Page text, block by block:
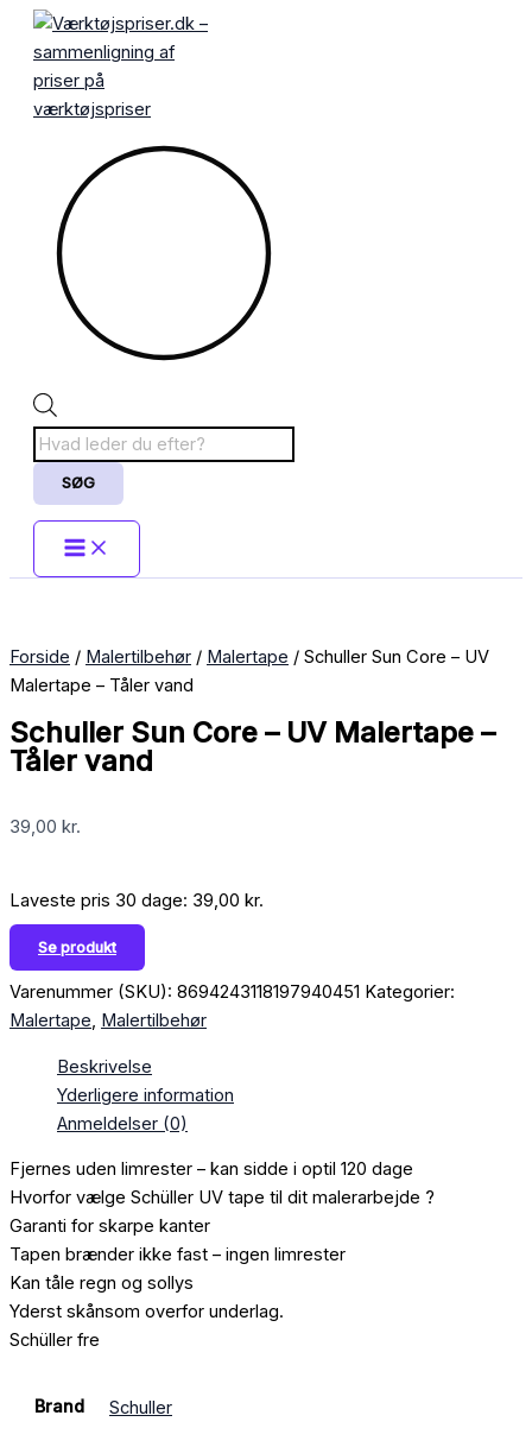
indholdet
Products
SØG
Forside / Malertilbehør / Malertape / Schuller Sun Core – UV
Malertape – Tåler vand
Schuller Sun Core – UV Malertape –
Tåler vand
39,00 kr.
Laveste pris 30 dage: 39,00 kr.
Se produkt
Varenummer (SKU): 8694243118197940451 Kategorier:
Malertape, Malertilbehør
Beskrivelse
Yderligere information
Anmeldelser (0)
Fjernes uden limrester – kan sidde i optil 120 dage
Hvorfor vælge Schüller UV tape til dit malerarbejde ?
Garanti for skarpe kanter
Tapen brænder ikke fast – ingen limrester
Kan tåle regn og sollys
Yderst skånsom overfor underlag.
Schüller fre
Brand Schuller